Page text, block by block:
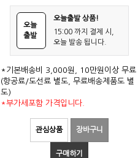
오늘
출발
오늘출발 상품!
15:00 까지 결제 시,
오늘 발송 됩니다.
*기본배송비 3,000원, 10만원이상 무료
(항공료/도선료 별도, 무료배송제품도 별
도)
*부가세포함 가격입니다.
관심상품 장바구니
구매하기